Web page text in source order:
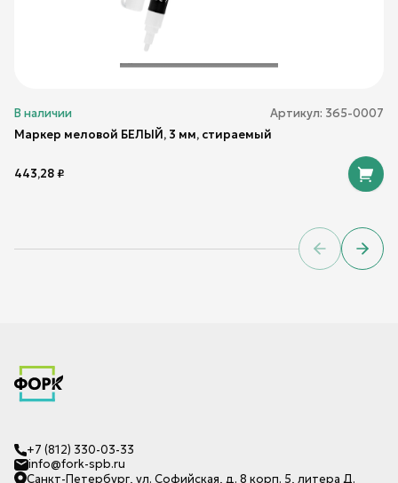
В наличии Артикул: 365-0007
Маркер меловой БЕЛЫЙ, 3 мм, стираемый
443,28₽
Previous
Next
+7 (812) 330-03-33
info@fork-spb.ru
Санкт-Петербург, ул. Софийская, д. 8 корп. 5, литера Д.